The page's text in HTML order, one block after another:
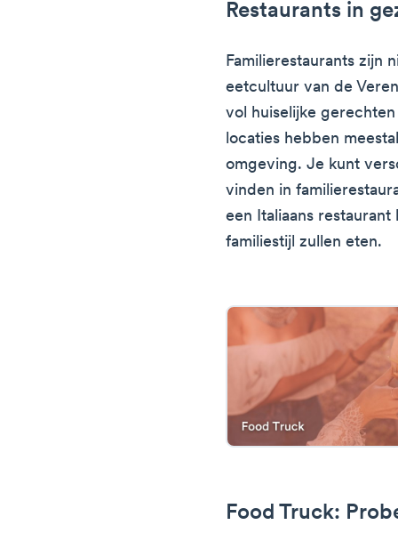
Restaurants in
Familierestaurants zijn
eetcultuur van de
vol huiselijke
locaties hebben
omgeving. Je kunt
vinden in
een Italiaans
familiestijl zullen eten.
Food Truck: